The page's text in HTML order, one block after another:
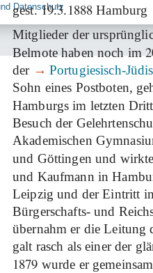
gest.19.3.1888 Hamburg
Mitglieder der
Belmote haben noch im
der → Portugiesisch-
Sohn eines Postboten,
Hamburgs im letzten
Besuch der
Akademischen
und Göttingen und
und Kaufmann in
Leipzig und der Eintritt
Bürgerschafts- und
übernahm er die Leitung
galt rasch als einer der
1879 wurde er
Datenschutz